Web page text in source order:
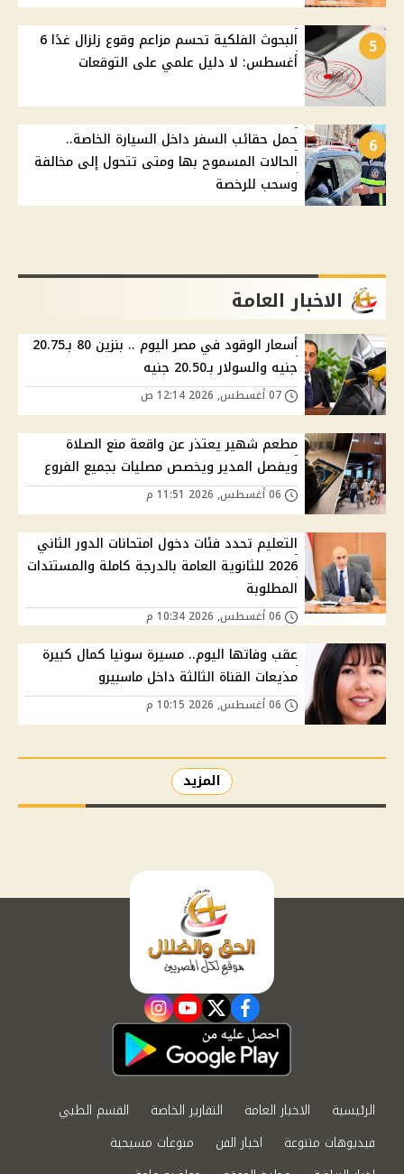
5
البحوث الفلكية تحسم مزاعم وقوع زلزال غدًا 6
أغسطس: لا دليل علمي على التوقعات
6
حمل حقائب السفر داخل السيارة الخاصة..
الحالات المسموح بها ومتى تتحول إلى مخالفة
وسحب للرخصة
الاخبار العامة
أسعار الوقود في مصر اليوم .. بنزين 80 بـ20.75
جنيه والسولار بـ20.50 جنيه
مطعم شهير يعتذر عن واقعة منع الصلاة
ويفصل المدير ويخصص مصليات بجميع الفروع
التعليم تحدد فئات دخول امتحانات الدور الثاني
2026 للثانوية العامة بالدرجة كاملة والمستندات
المطلوبة
عقب وفاتها اليوم.. مسيرة سونيا كمال كبيرة
مذيعات القناة الثالثة داخل ماسبيرو
المزيد
facebook
twitter
youtube
instagram
الرئيسية الاخبار العامة التقارير الخاصة
القسم الطبي
فيديوهات متنوعة
اخبار الفن
منوعات مسيحية